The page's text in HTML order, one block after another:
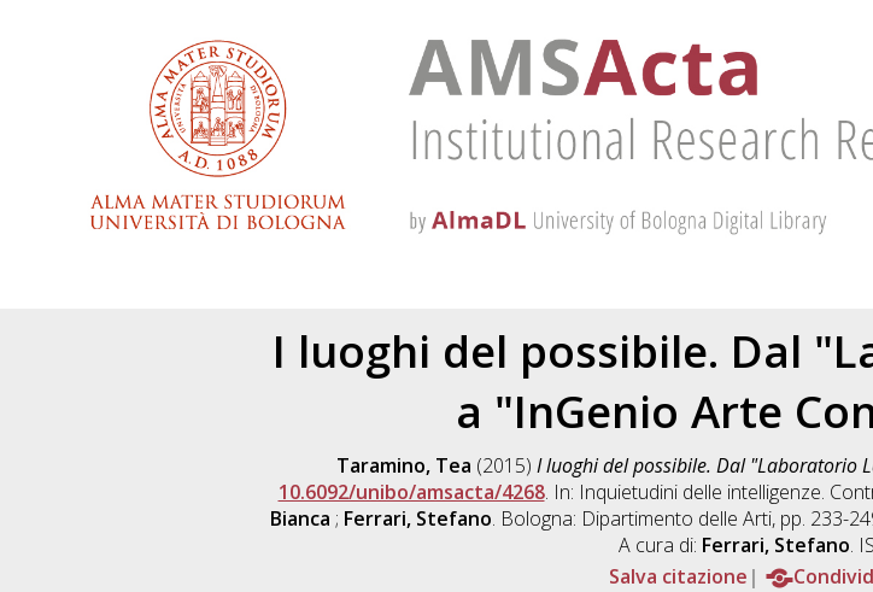
I luoghi del possibile. Dal
a "InGenio Arte
Taramino, Tea (2015) I luoghi del possibile. Dal "Laboratorio
10.6092/unibo/amsacta/4268. In: Inquietudini delle intelligenze.
Bianca ; Ferrari, Stefano. Bologna: Dipartimento delle Arti, pp. 233-
A cura di: Ferrari, Stefano.
Salva citazione